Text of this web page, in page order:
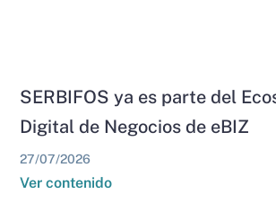
SERBIFOS ya es parte del
Digital de Negocios de eBIZ
27/07/2026
Ver contenido